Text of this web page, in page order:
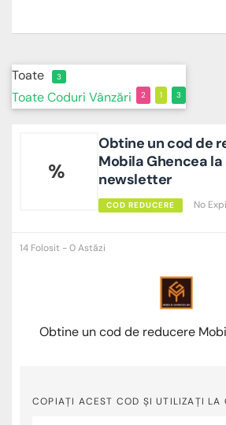
Toate 3
Toate 3
Coduri 1
Vânzări 2
%
Obtine un cod de
Mobila Ghencea
newsletter
COD REDUCERE No
14 Folosit - 0 Astăzi
COPIAȚI ACEST COD ȘI UTILIZAȚI LA